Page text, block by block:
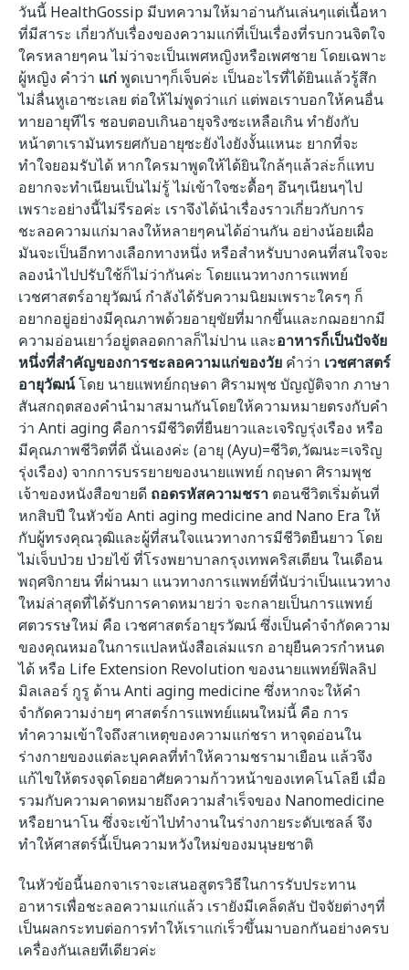
วันนี้ HealthGossip มีบทความให้มาอ่านกันเล่นๆแต่เนื้อหา
ที่มีสาระ เกี่ยวกับเรื่องของความแก่ที่เป็นเรื่องที่รบกวนจิตใจ
ใครหลายๆคน ไม่ว่าจะเป็นเพศหญิงหรือเพศชาย โดยเฉพาะ
ผู้หญิง คำว่า แก่พูดเบาๆก็เจ็บค่ะ เป็นอะไรที่ได้ยินแล้วรู้สึก
ไม่ลื่นหูเอาซะเลย ต่อให้ไม่พูดว่าแก่ แต่พอเราบอกให้คนอื่น
ทายอายุทีไร ชอบตอบเกินอายุจริงซะเหลือเกิน ทำยังกับ
หน้าตาเรามันทรยศกับอายุซะยังไงยังงั้นแหนะ ยากที่จะ
ทำใจยอมรับได้ หากใครมาพูดให้ได้ยินใกล้ๆแล้วล่ะก็แทบ
อยากจะทำเนียนเป็นไม่รู้ ไม่เข้าใจซะดื้อๆ อึนๆเนียนๆไป
เพราะอย่างนี้ไม่รีรอค่ะ เราจึงได้นำเรื่องราวเกี่ยวกับการ
ชะลอความแก่มาลงให้หลายๆคนได้อ่านกัน อย่างน้อยเผื่อ
มันจะเป็นอีกทางเลือกทางหนึ่ง หรือสำหรับบางคนที่สนใจจะ
ลองนำไปปรับใช้ก็ไม่ว่ากันค่ะ โดยแนวทางการแพทย์
เวชศาสตร์อายุวัฒน์ กำลังได้รับความนิยมเพราะใครๆ ก็
อยากอยู่อย่างมีคุณภาพด้วยอายุขัยที่มากขึ้นและกฌอยากมี
ความอ่อนเยาว์อยู่ตลอดกาลก็ไม่ปาน และอาหารก็เป็นปัจจัย
หนึ่งที่สำคัญของการชะลอความแก่ของวัย คำว่า เวชศาสตร์
อายุวัฒน์โดย นายแพทย์กฤษดา ศิรามพุช บัญญัติจาก ภาษา
สันสกฤตสองคำนำมาสมานกันโดยให้ความหมายตรงกับคำ
ว่า Anti aging คือการมีชีวิตที่ยืนยาวและเจริญรุ่งเรือง หรือ
มีคุณภาพชีวิตที่ดี นั่นเองค่ะ (อายุ (Ayu)=ชีวิต,วัฒนะ=เจริญ
รุ่งเรือง) จากการบรรยายของนายแพทย์ กฤษดา ศิรามพุช
เจ้าของหนังสือขายดี ถอดรหัสความชรา ตอนชีวิตเริ่มต้นที่
หกสิบปี ในหัวข้อ Anti aging medicine and Nano Era ให้
กับผู้ทรงคุณวุฒิและผู้ที่สนใจแนวทางการมีชีวิตยืนยาว โดย
ไม่เจ็บป่วย ป่วยไข้ ที่โรงพยาบาลกรุงเทพคริสเตียน ในเดือน
พฤศจิกายน ที่ผ่านมา แนวทางการแพทย์ที่นับว่าเป็นแนวทาง
ใหม่ล่าสุดที่ได้รับการคาดหมายว่า จะกลายเป็นการแพทย์
ศตวรรษใหม่ คือ เวชศาสตร์อายุรวัฒน์ ซึ่งเป็นคำจำกัดความ
ของคุณหมอในการแปลหนังสือเล่มแรก อายุยืนควรกำหนด
ได้ หรือ Life Extension Revolution ของนายแพทย์ฟิลลิป
มิลเลอร์ กูรู ด้าน Anti aging medicineซึ่งหากจะให้คำ
จำกัดความง่ายๆ ศาสตร์การแพทย์แผนใหม่นี้ คือ การ
ทำความเข้าใจถึงสาเหตุของความแก่ชรา หาจุดอ่อนใน
ร่างกายของแต่ละบุคคลที่ทำให้ความชรามาเยือน แล้วจึง
แก้ไขให้ตรงจุดโดยอาศัยความก้าวหน้าของเทคโนโลยี เมื่อ
รวมกับความคาดหมายถึงความสำเร็จของ Nanomedicine
หรือยานาโน ซึ่งจะเข้าไปทำงานในร่างกายระดับเซลล์ จึง
ทำให้ศาสตร์นี้เป็นความหวังใหม่ของมนุษยชาติ
ในหัวข้อนี้นอกจาเราจะเสนอสูตรวิธีในการรับประทาน
อาหารเพื่อชะลอความแก่แล้ว เรายังมีเคล็ดลับ ปัจจัยต่างๆที่
เป็นผลกระทบต่อการทำให้เราแก่เร็วขึ้นมาบอกกันอย่างครบ
เครื่องกันเลยทีเดียวค่ะ